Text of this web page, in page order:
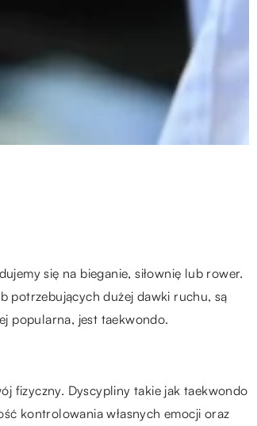
się na bieganie, siłownię lub rower.
potrzebujących dużej dawki ruchu, są
popularna, jest taekwondo.
fizyczny. Dyscypliny takie jak taekwondo
kontrolowania własnych emocji oraz